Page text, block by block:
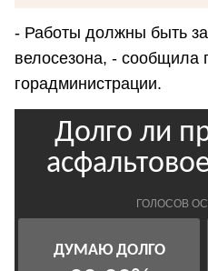
- Работы должны быть
велосезона, - сообщила
горадминистрации.